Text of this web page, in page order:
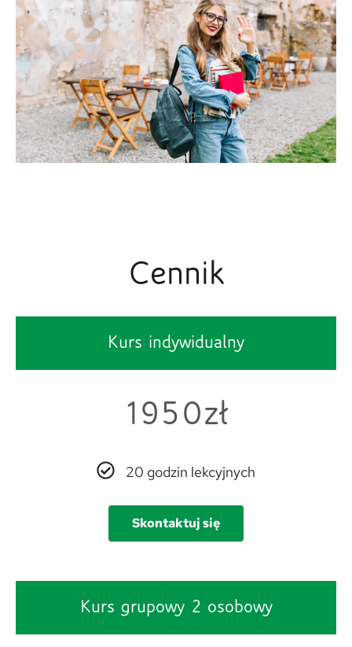
Cennik
Kurs indywidualny
1950zł
20 godzin lekcyjnych
Skontaktuj się
Kurs grupowy 2 osobowy